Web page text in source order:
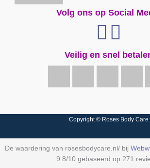
Volg ons op Social
Veilig en snel
Copyright © Roses Body Care
De waardering van rosesbodycare.nl/ bij
9.8/10 gebaseerd op 271